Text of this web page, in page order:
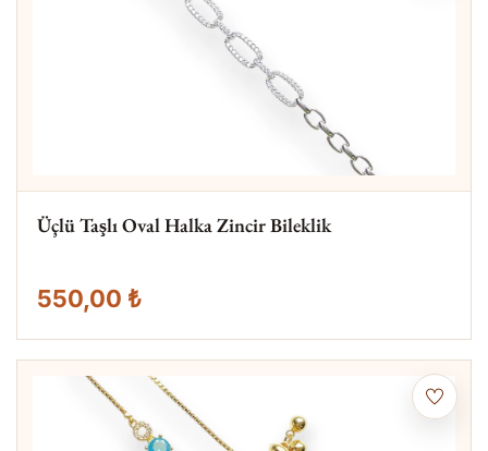
Üçlü Taşlı Oval Halka Zincir Bileklik
550,00 ₺